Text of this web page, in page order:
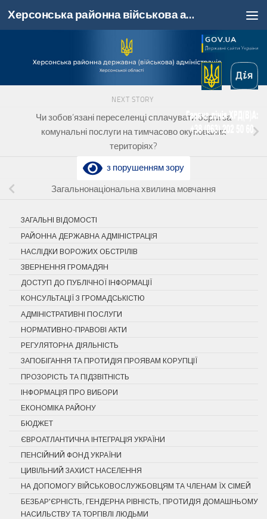
Skip to content Херсонська районна військова адміністрація, Херсонська область
з порушенням зору
NEXT STORY
Чи зобов’язані переселенці сплачувати борги за
комунальні послуги на тимчасово окупованих
територіях?
PREVIOUS STORY
Загальнонаціональна хвилина мовчання
ЗАГАЛЬНІ ВІДОМОСТІ
РАЙОННА ДЕРЖАВНА АДМІНІСТРАЦІЯ
НАСЛІДКИ ВОРОЖИХ ОБСТРІЛІВ
ЗВЕРНЕННЯ ГРОМАДЯН
ДОСТУП ДО ПУБЛІЧНОЇ ІНФОРМАЦІЇ
КОНСУЛЬТАЦІЇ З ГРОМАДСЬКІСТЮ
АДМІНІСТРАТИВНІ ПОСЛУГИ
НОРМАТИВНО-ПРАВОВІ АКТИ
РЕГУЛЯТОРНА ДІЯЛЬНІСТЬ
ЗАПОБІГАННЯ ТА ПРОТИДІЯ ПРОЯВАМ КОРУПЦІЇ
ПРОЗОРІСТЬ ТА ПІДЗВІТНІСТЬ
ІНФОРМАЦІЯ ПРО ВИБОРИ
ЕКОНОМІКА РАЙОНУ
БЮДЖЕТ
ЄВРОАТЛАНТИЧНА ІНТЕГРАЦІЯ УКРАЇНИ
ПЕНСІЙНИЙ ФОНД УКРАЇНИ
ЦИВІЛЬНИЙ ЗАХИСТ НАСЕЛЕННЯ
НА ДОПОМОГУ ВІЙСЬКОВОСЛУЖБОВЦЯМ ТА ЧЛЕНАМ ЇХ СІМЕЙ
БЕЗБАР'ЄРНІСТЬ, ГЕНДЕРНА РІВНІСТЬ, ПРОТИДІЯ ДОМАШНЬОМУ
НАСИЛЬСТВУ ТА ТОРГІВЛІ ЛЮДЬМИ